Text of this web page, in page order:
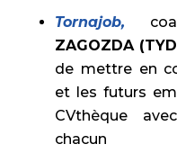
Tornajob,
ZAGOZDA
de mettre en
et les futurs
CVthèque
chacun